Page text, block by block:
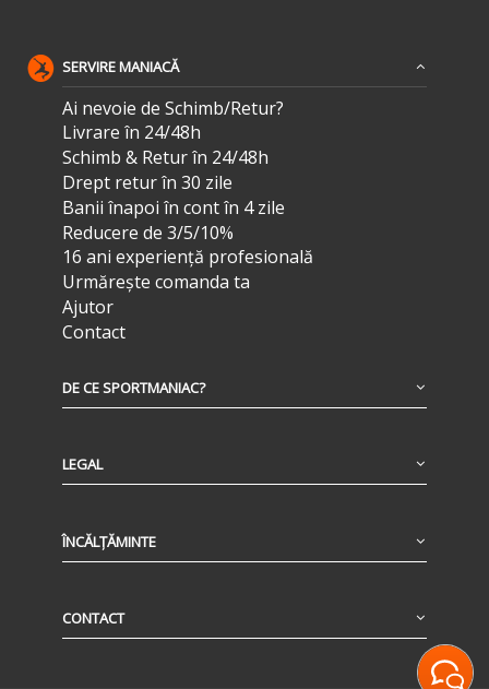
SERVIRE MANIACĂ
Ai nevoie de Schimb/Retur?
Livrare în 24/48h
Schimb & Retur în 24/48h
Drept retur în 30 zile
Banii înapoi în cont în 4 zile
Reducere de 3/5/10%
16 ani experiență profesională
Urmărește comanda ta
Ajutor
Contact
DE CE SPORTMANIAC?
LEGAL
ÎNCĂLȚĂMINTE
CONTACT